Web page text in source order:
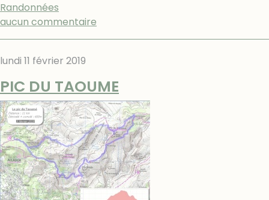
Randonnées
aucun commentaire
lundi 11 février 2019
PIC DU TAOUME